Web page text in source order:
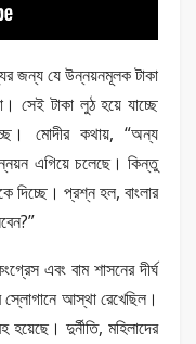
জন্য যে উন্নয়নমূলক টাকা
সেই টাকা লুঠ হয়ে যাচ্ছে
মোদীর কথায়, “অন্য
এগিয়ে চলেছে। কিন্তু
দিচ্ছে। প্রশ্ন হল, বাংলার
এবং বাম শাসনের দীর্ঘ
স্লোগানে আস্থা রেখেছিল।
দুর্নীতি, মহিলাদের